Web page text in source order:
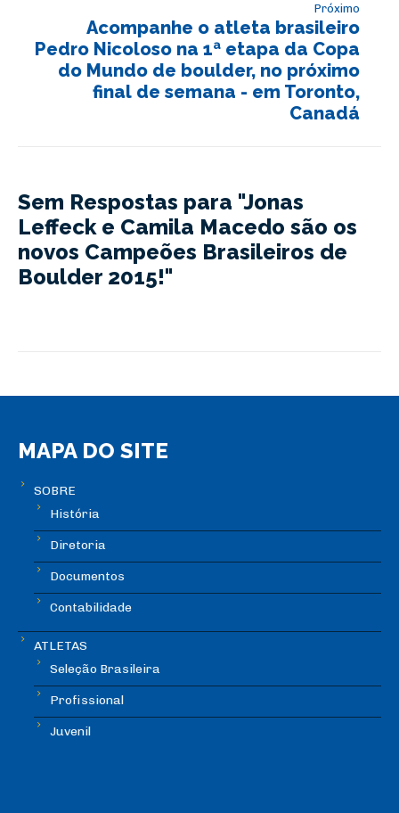
Próximo
Acompanhe o atleta brasileiro
Pedro Nicoloso na 1ª etapa da Copa
do Mundo de boulder, no próximo
final de semana - em Toronto,
Canadá
Sem Respostas para "Jonas
Leffeck e Camila Macedo são os
novos Campeões Brasileiros de
Boulder 2015!"
MAPA DO SITE
SOBRE
História
Diretoria
Documentos
Contabilidade
ATLETAS
Seleção Brasileira
Profissional
Juvenil